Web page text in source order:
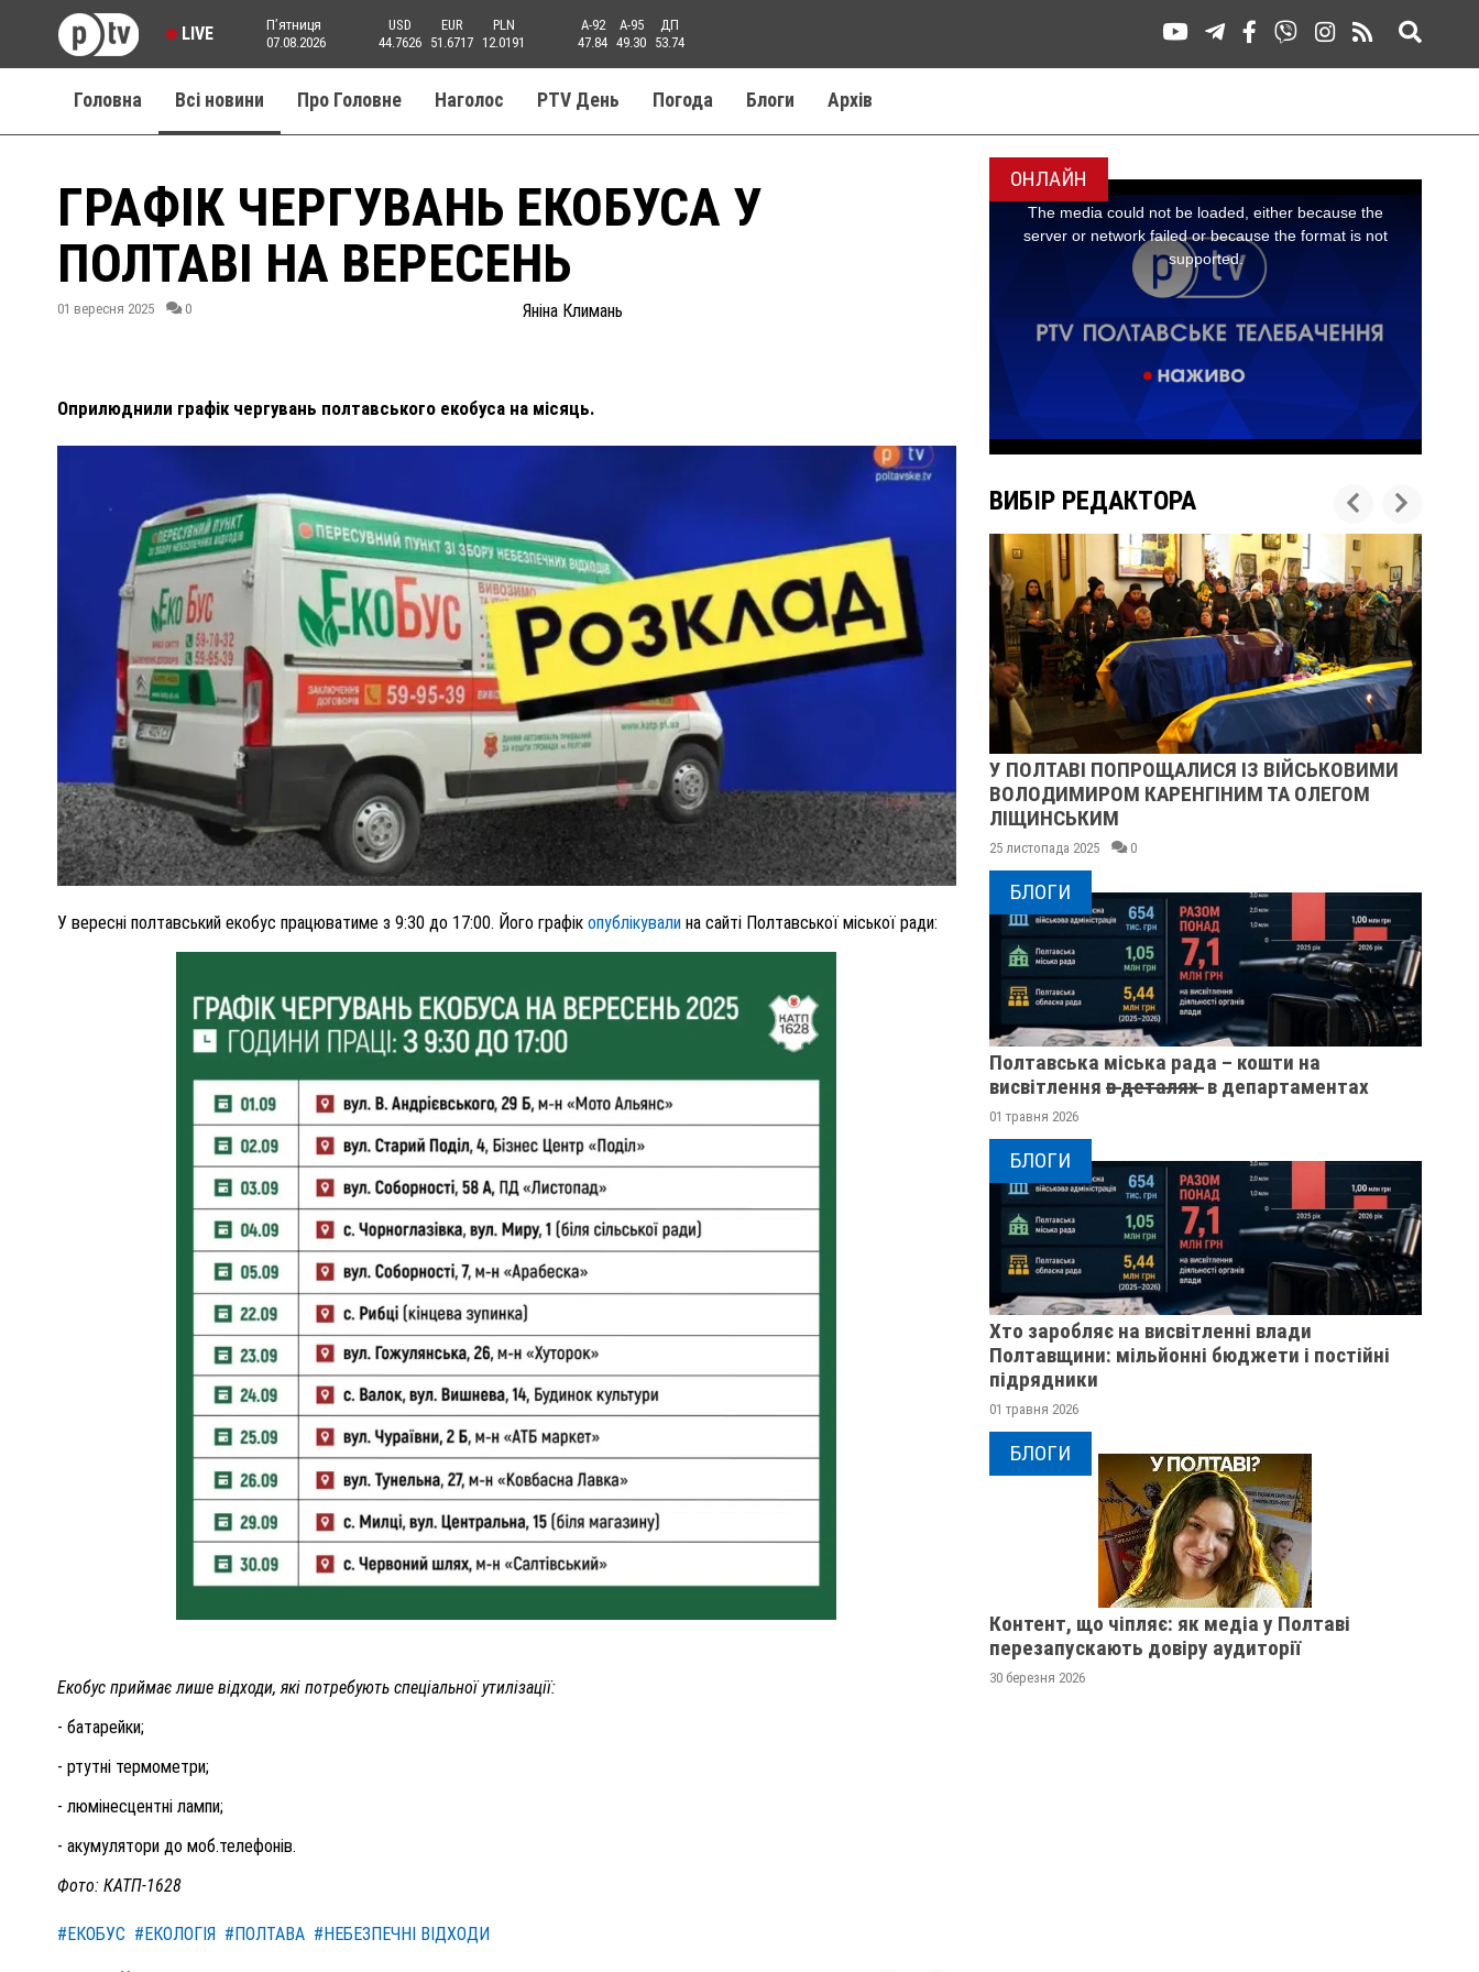
LIVE
Пʼятниця
07.08.2026
USD
44.7626
EUR
51.6717
PLN
12.0191
A-92
47.84
A-95
49.30
ДП
53.74
Головна Всі новини Про Головне Наголос PTV День Погода Блоги Aрхів
ГРАФІК ЧЕРГУВАНЬ ЕКОБУСА У
ПОЛТАВІ НА ВЕРЕСЕНЬ
01 вересня 2025 0 Яніна Климань
Оприлюднили графік чергувань полтавського екобуса на місяць.
У вересні полтавський екобус працюватиме з 9:30 до 17:00. Його графік опублікували на сайті Полтавської міської ради:
Екобус приймає лише відходи, які потребують спеціальної утилізації:
- батарейки;
- ртутні термометри;
- люмінесцентні лампи;
- акумулятори до моб.телефонів.
Фото: КАТП-1628
#ЕКОБУС #ЕКОЛОГІЯ #ПОЛТАВА #НЕБЕЗПЕЧНІ ВІДХОДИ
ОНЛАЙН
ВИБІР РЕДАКТОРА
ПОЛІЦІЯ ПОЛТАВЩИНИ РОЗШУКУЄ 62-РІЧНУ
ЛЮДМИЛУ ТИМЧЕНКО
26 листопада 2025 0
ВНАСЛІДОК ПОРАНЕНЬ, ОТРИМАНИХ НА ВІЙНІ,
ПОМЕР ВОЇН ЮРІЙ ВОЙТИК
25 листопада 2025 0
У ПОЛТАВІ ПОПРОЩАЛИСЯ ІЗ ВІЙСЬКОВИМИ
ВОЛОДИМИРОМ КАРЕНГІНИМ ТА ОЛЕГОМ
ЛІЩИНСЬКИМ
25 листопада 2025 0
БЛОГИ
Полтавська міська рада – кошти на
висвітлення в̶ ̶д̶е̶т̶а̶л̶я̶х̶ ̶ в департаментах
01 травня 2026
БЛОГИ
Хто заробляє на висвітленні влади
Полтавщини: мільйонні бюджети і постійні
підрядники
01 травня 2026
БЛОГИ
Контент, що чіпляє: як медіа у Полтаві
перезапускають довіру аудиторії
30 березня 2026